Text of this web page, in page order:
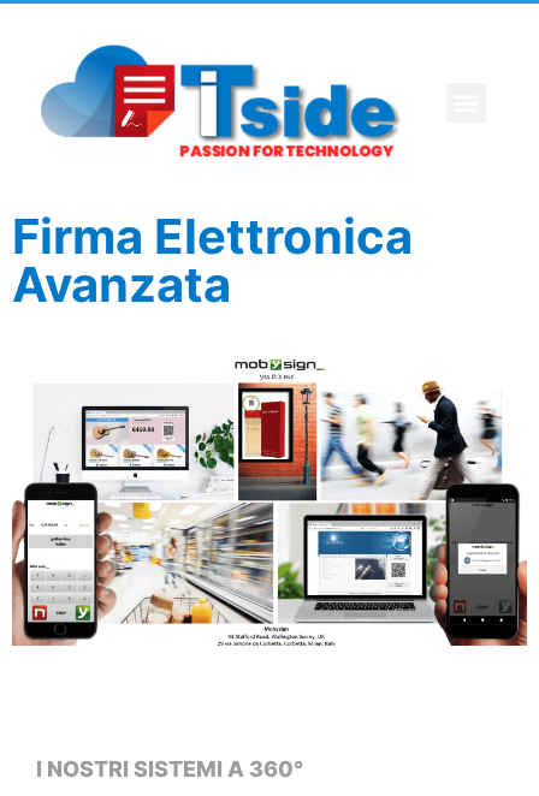
Firma Elettronica
Avanzata
I NOSTRI SISTEMI A 360°